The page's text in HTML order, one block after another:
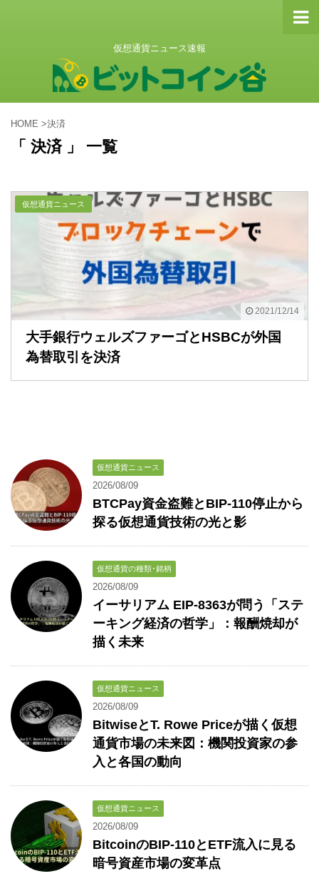
仮想通貨ニュース速報
HOME >決済
「 決済 」 一覧
2021/12/14
仮想通貨ニュース
大手銀行ウェルズファーゴとHSBCが外国
為替取引を決済
仮想通貨ニュース
2026/08/09
BTCPay資金盗難とBIP-110停止から
探る仮想通貨技術の光と影
仮想通貨の種類･銘柄
2026/08/09
イーサリアム EIP-8363が問う「ステ
ーキング経済の哲学」：報酬焼却が
描く未来
仮想通貨ニュース
2026/08/09
BitwiseとT. Rowe Priceが描く仮想
通貨市場の未来図：機関投資家の参
入と各国の動向
仮想通貨ニュース
2026/08/09
BitcoinのBIP-110とETF流入に見る
暗号資産市場の変革点